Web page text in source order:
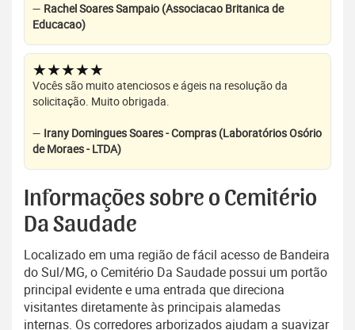
— Rachel Soares Sampaio (Associacao Britanica de
Educacao)
★★★★★
Vocês são muito atenciosos e ágeis na resolução da
solicitação. Muito obrigada.
— Irany Domingues Soares - Compras (Laboratórios Osório
de Moraes - LTDA)
Informações sobre o Cemitério
Da Saudade
Localizado em uma região de fácil acesso de Bandeira
do Sul/MG, o Cemitério Da Saudade possui um portão
principal evidente e uma entrada que direciona
visitantes diretamente às principais alamedas
internas. Os corredores arborizados ajudam a suavizar